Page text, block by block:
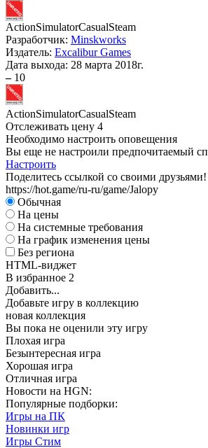
ActionSimulatorCasualSteam
Разработчик: Minskworks
Издатель: Excalibur Games
Дата выхода: 28 марта 2018г.
– 10
ActionSimulatorCasualSteam
Отслеживать цену 4
Необходимо настроить оповещения
Вы еще не настроили предпочитаемый
Настроить
Поделитесь ссылкой со своими друзьями!
https://hot.game/ru-ru/game/Jalopy
Обычная
На цены
На системные требования
На график изменения цены
Без региона
HTML-виджет
В избранное 2
Добавить...
Добавьте игру в коллекцию
новая коллекция
Вы пока не оценили эту игру
Плохая игра
Безынтересная игра
Хорошая игра
Отличная игра
Новости на HGN:
Популярные подборки:
Игры на ПК
Новинки игр
Игры Стим